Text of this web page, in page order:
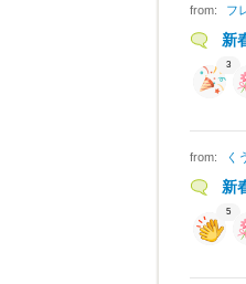
from: フ
新
3
from: く
新
5